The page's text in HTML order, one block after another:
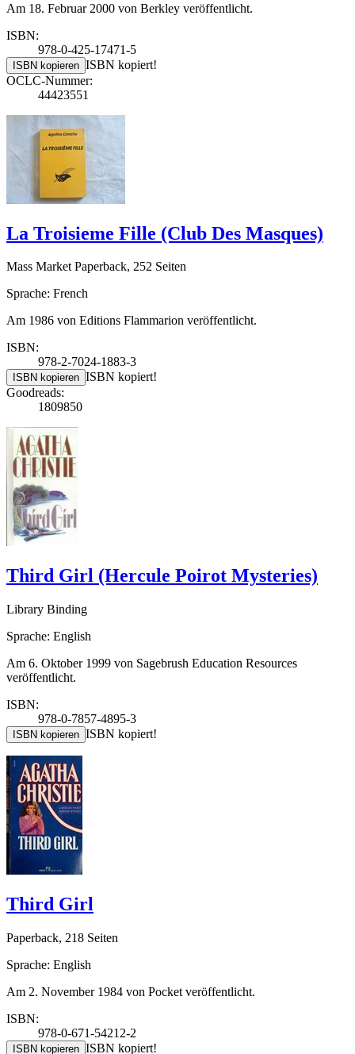
Am 18. Februar 2000 von Berkley veröffentlicht.
ISBN:
978-0-425-17471-5
ISBN kopieren ISBN kopiert!
OCLC-Nummer:
44423551
La Troisieme Fille (Club Des Masques)
Mass Market Paperback, 252 Seiten
Sprache: French
Am 1986 von Editions Flammarion veröffentlicht.
ISBN:
978-2-7024-1883-3
ISBN kopieren ISBN kopiert!
Goodreads:
1809850
Third Girl (Hercule Poirot Mysteries)
Library Binding
Sprache: English
Am 6. Oktober 1999 von Sagebrush Education Resources
veröffentlicht.
ISBN:
978-0-7857-4895-3
ISBN kopieren ISBN kopiert!
Third Girl
Paperback, 218 Seiten
Sprache: English
Am 2. November 1984 von Pocket veröffentlicht.
ISBN:
978-0-671-54212-2
ISBN kopieren ISBN kopiert!